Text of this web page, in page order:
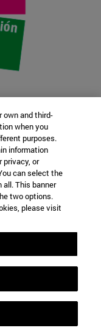
artistas
own and third-
when you
purposes.
information
privacy, or
can select the
This banner
two options.
please visit